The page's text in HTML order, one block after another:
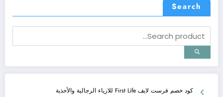
Search
كود خصم فرست لايف First Life للازياء الرجالية والأحذية